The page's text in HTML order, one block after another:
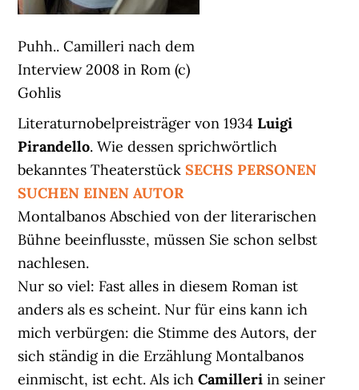
Puhh.. Camilleri nach dem
Interview 2008 in Rom (c)
Gohlis
Literaturnobelpreisträger von 1934Luigi
Pirandello. Wie dessen sprichwörtlich
bekanntes TheaterstückSECHS PERSONEN
SUCHEN EINEN AUTOR
Montalbanos Abschied von der literarischen
Bühne beeinflusste, müssen Sie schon selbst
nachlesen.
Nur so viel: Fast alles in diesem Roman ist
anders als es scheint. Nur für eins kann ich
mich verbürgen: die Stimme des Autors, der
sich ständig in die Erzählung Montalbanos
einmischt, ist echt. Als ichCamilleriin seiner